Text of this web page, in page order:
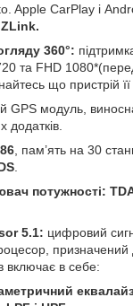
Apple CarPlay і
ZLink.
360°:
та FHD
що пристрій її
GPS модуль,
додатків.
, пам’ять на 30
потужності:
5.1: цифровий
включає в себе: